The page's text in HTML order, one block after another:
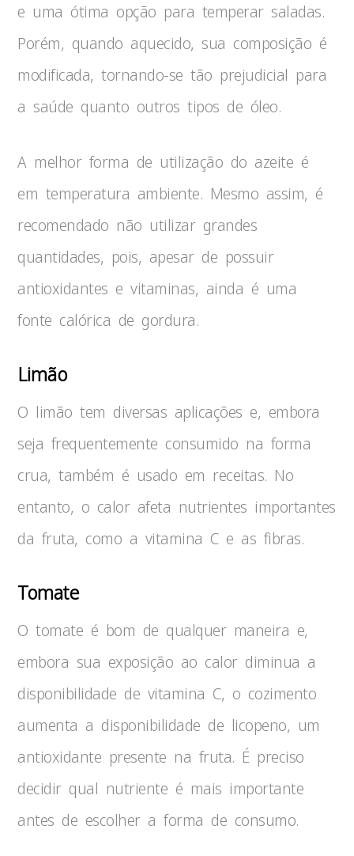
e uma ótima opção para temperar saladas.
Porém, quando aquecido, sua composição é
modificada, tornando-se tão prejudicial para
a saúde quanto outros tipos de óleo.
A melhor forma de utilização do azeite é
em temperatura ambiente. Mesmo assim, é
recomendado não utilizar grandes
quantidades, pois, apesar de possuir
antioxidantes e vitaminas, ainda é uma
fonte calórica de gordura.
Limão
O limão tem diversas aplicações e, embora
seja frequentemente consumido na forma
crua, também é usado em receitas. No
entanto, o calor afeta nutrientes importantes
da fruta, como a vitamina C e as fibras.
Tomate
O tomate é bom de qualquer maneira e,
embora sua exposição ao calor diminua a
disponibilidade de vitamina C, o cozimento
aumenta a disponibilidade de licopeno, um
antioxidante presente na fruta. É preciso
decidir qual nutriente é mais importante
antes de escolher a forma de consumo.